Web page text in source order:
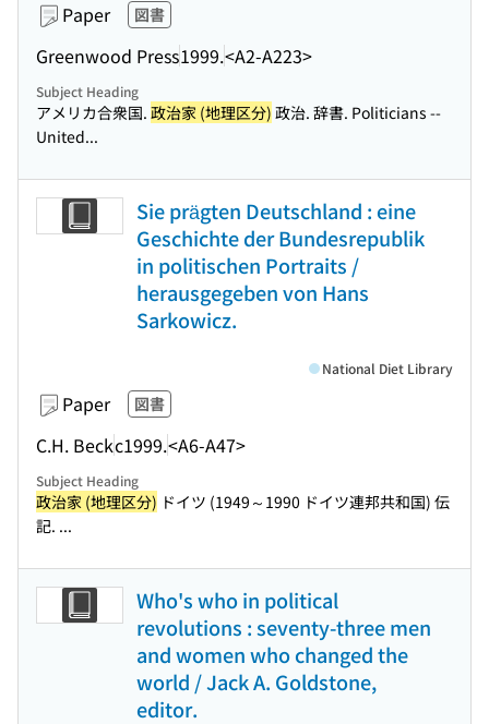
Paper 図書
Greenwood Press1999.<A2-A223>
Subject Heading
アメリカ合衆国. 政治家 (地理区分) 政治. 辞書. Politicians --
United...
Sie prägten Deutschland : eine
Geschichte der Bundesrepublik
in politischen Portraits /
herausgegeben von Hans
Sarkowicz.
Paper 図書
C.H. Beckc1999.<A6-A47>
National Diet Library
Subject Heading
政治家 (地理区分) ドイツ (1949～1990 ドイツ連邦共和国) 伝
記. ...
Who's who in political
revolutions : seventy-three men
and women who changed the
world / Jack A. Goldstone,
editor.